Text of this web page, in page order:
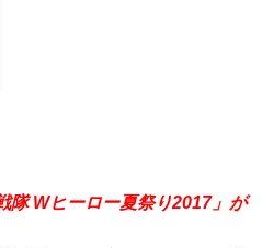
隊 Wヒーロー夏祭り2017」が